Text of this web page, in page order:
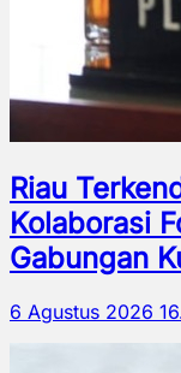
Riau
Kolaborasi
Gabungan
6 Agustus 2026